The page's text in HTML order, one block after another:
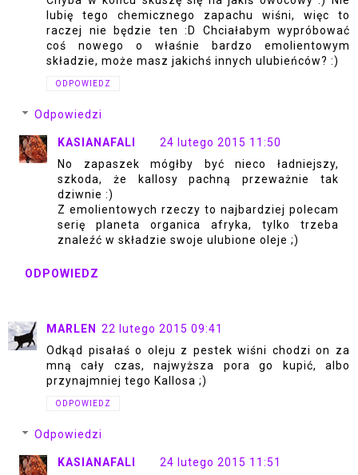
lubię tego chemicznego zapachu wiśni, więc to
raczej nie będzie ten :D Chciałabym wypróbować
coś nowego o właśnie bardzo emolientowym
składzie, może masz jakichś innych ulubieńców? :)
ODPOWIEDZ
Odpowiedzi
KASIANAFALI
24 lutego 2015 11:50
No zapaszek mógłby być nieco ładniejszy,
szkoda, że kallosy pachną przeważnie tak
dziwnie :)
Z emolientowych rzeczy to najbardziej polecam
serię planeta organica afryka, tylko trzeba
znaleźć w składzie swoje ulubione oleje ;)
ODPOWIEDZ
MARLEN
22 lutego 2015 09:41
Odkąd pisałaś o oleju z pestek wiśni chodzi on za
mną cały czas, najwyższa pora go kupić, albo
przynajmniej tego Kallosa ;)
ODPOWIEDZ
Odpowiedzi
KASIANAFALI
24 lutego 2015 11:51